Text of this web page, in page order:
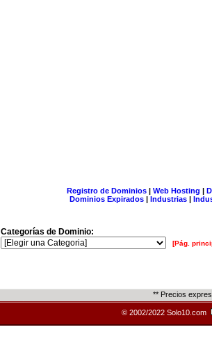
Registro de Dominios| Web Hosting |
Dominios Expirados | Industrias |
Categorías de Dominio:
[Pág.
** Precios
© 2002/2022 Solo10.com